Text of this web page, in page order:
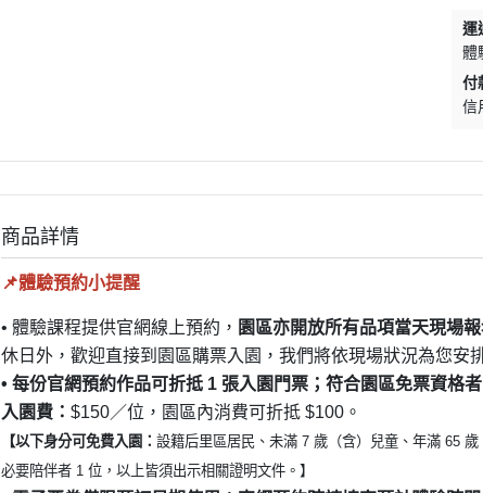
運
體
付
信
商品詳情
📌體驗預約小提醒
• 體驗課程提供官網線上預約， 園區亦開放所有品項當天現場報
休日外，歡迎直接到園區購票入園，我們將依現場狀況為您安
• 每份官網預約作品可折抵 1 張入園門票；符合園區免票資格
入園費： $150／位，園區內消費可折抵 $100 。
【以下身分可免費入園： 設籍后里區居民、未滿 7 歲（含）兒童、年滿 65 歲
必要陪伴者 1 位，以上皆須出示相關證明文件。】